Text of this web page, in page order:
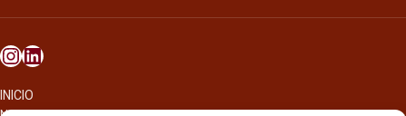
INICIO